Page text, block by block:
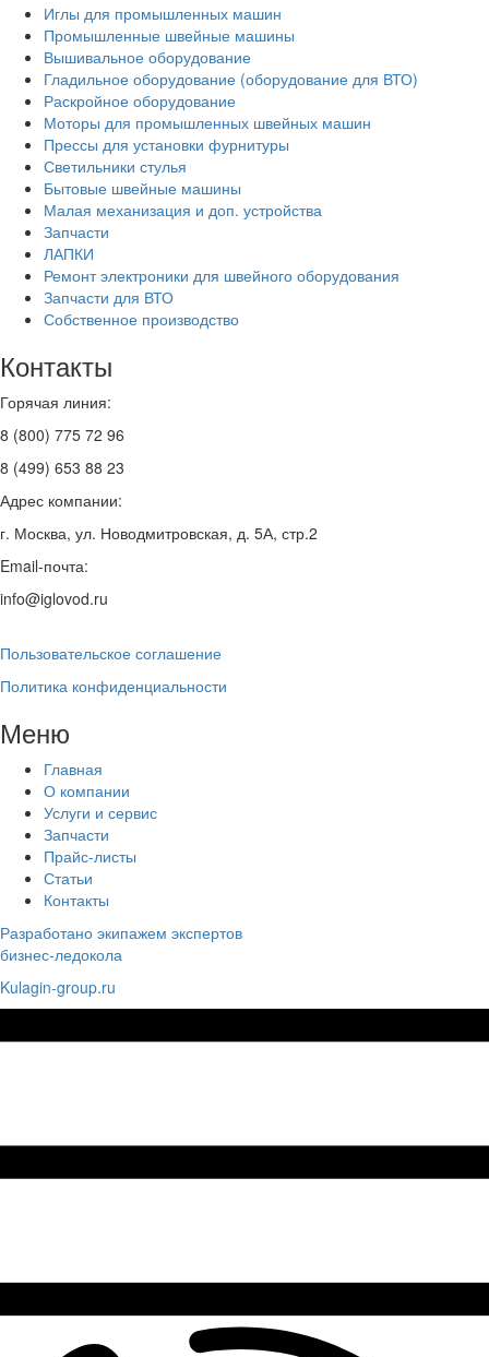
Иглы для промышленных машин
Промышленные швейные машины
Вышивальное оборудование
Гладильное оборудование (оборудование для ВТО)
Раскройное оборудование
Моторы для промышленных швейных машин
Прессы для установки фурнитуры
Светильники стулья
Бытовые швейные машины
Малая механизация и доп. устройства
Запчасти
ЛАПКИ
Ремонт электроники для швейного оборудования
Запчасти для ВТО
Собственное производство
Контакты
Горячая линия:
8 (800) 775 72 96
8 (499) 653 88 23
Адрес компании:
г. Москва, ул. Новодмитровская, д. 5А, стр.2
Email-почта:
info@iglovod.ru
Пользовательское соглашение
Политика конфиденциальности
Меню
Главная
О компании
Услуги и сервис
Запчасти
Прайс-листы
Статьи
Контакты
Разработано экипажем экспертов
бизнес-ледокола
Kulagin-group.ru